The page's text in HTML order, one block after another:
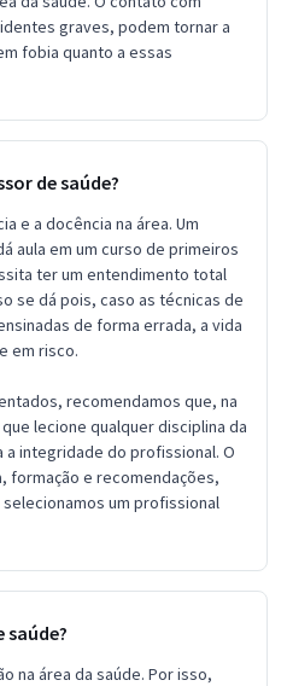
graves, podem tornar a
fobia quanto a essas
de saúde?
e a docência na área. Um
aula em um curso de primeiros
ter um entendimento total
se dá pois, caso as técnicas de
de forma errada, a vida
em risco.
recomendamos que, na
lecione qualquer disciplina da
integridade do profissional. O
formação e recomendações,
um profissional
saúde?
na área da saúde. Por isso,